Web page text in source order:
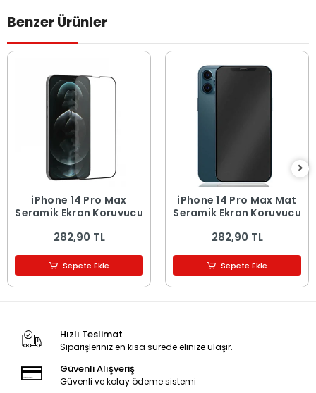
Benzer Ürünler
iPhone 14 Pro Max
Seramik Ekran Koruyucu
282,90 TL
Sepete Ekle
iPhone 14 Pro Max Mat
Seramik Ekran Koruyucu
282,90 TL
Sepete Ekle
Hızlı Teslimat
Siparişleriniz en kısa sürede elinize ulaşır.
Güvenli Alışveriş
Güvenli ve kolay ödeme sistemi